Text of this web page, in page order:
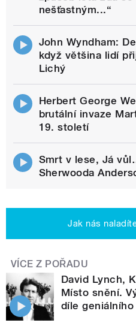
nešťastným...“
John Wyndham:
když většina lidí
Lichý
Herbert George
brutální invaze
19. století
Smrt v lese, Já
Sherwooda
Jak nás
VÍCE Z POŘADU
David Lynch,
Místo snění.
díle